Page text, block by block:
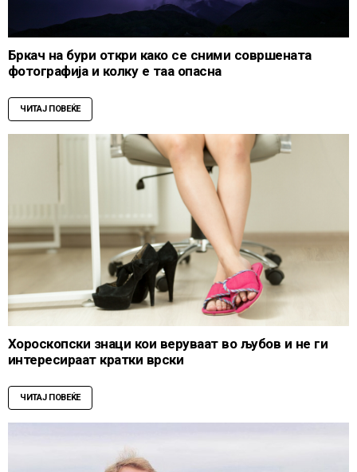
Бркач на бури откри како се сними совршената
фотографија и колку е таа опасна
ЧИТАЈ ПОВЕЌЕ
Хороскопски знаци кои веруваат во љубов и не ги
интересираат кратки врски
ЧИТАЈ ПОВЕЌЕ